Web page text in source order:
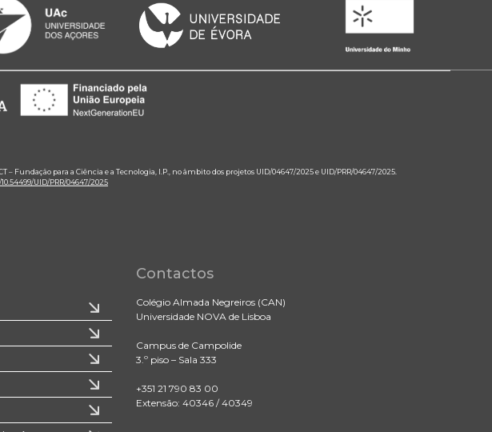
Fundação para a Ciência e a Tecnologia, I.P., no âmbito dos projetos UID/04647/2025 e UID/PRR/04647/2025.
UID/PRR/04647/2025
Contactos
Colégio Almada Negreiros (CAN)
Universidade NOVA de Lisboa
Campus de Campolide
3.º piso – Sala 333
+351 21 790 83 00
Extensão: 40346 / 40349